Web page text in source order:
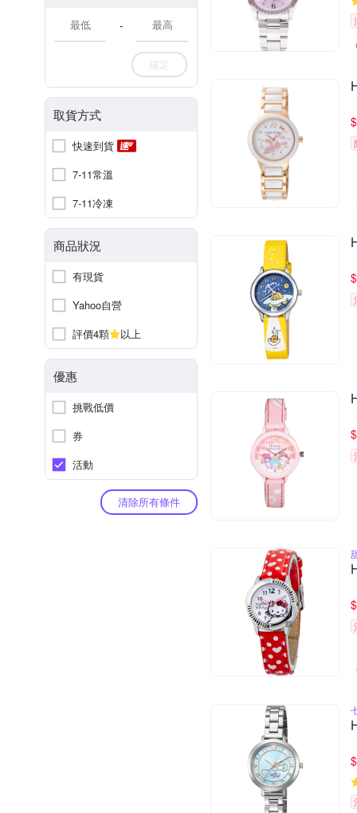
-
確定
取貨方式
快速到貨
7-11常溫
7-11冷凍
商品狀況
有現貨
Yahoo自營
評價4顆
以上
優惠
挑戰低價
券
活動
清除所有條件
$
$
$
$
$